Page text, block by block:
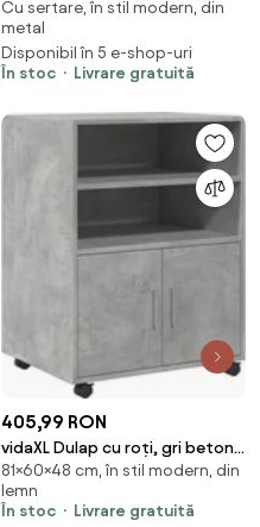
68,5 cm oțel
Cu sertare, în stil modern, din
metal
Disponibil în 5 e-shop-uri
În stoc
Livrare gratuită
405,99 RON
vidaXL Dulap cu roți, gri beton,
60x48x81 cm, lemn prelucrat
81×60×48 cm, în stil modern, din
lemn
În stoc
Livrare gratuită